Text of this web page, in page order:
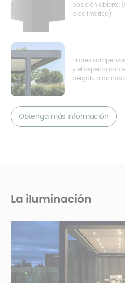
posición abierta
bioclimática)
Pilares
y el aspecto
pérgola
Obtenga más información
La iluminación